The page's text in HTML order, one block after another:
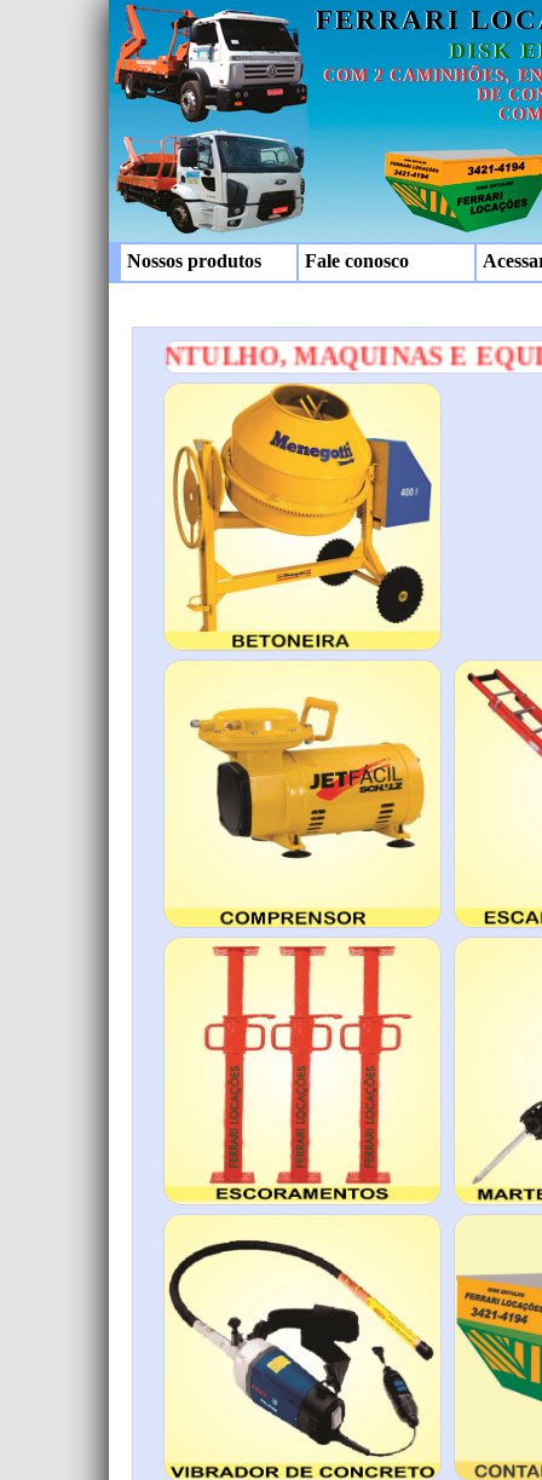
FERRARI
DISK
COM 2 CAMINHÕES,
DE
Nossos produtos Fale conosco
DISK ENTULHO, MAQUINAS E